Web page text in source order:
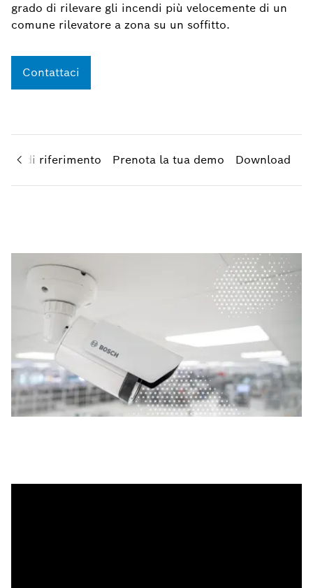
grado di rilevare gli incendi più velocemente di un
comune rilevatore a zona su un soffitto.
Contattaci
di riferimento Prenota la tua demo Download